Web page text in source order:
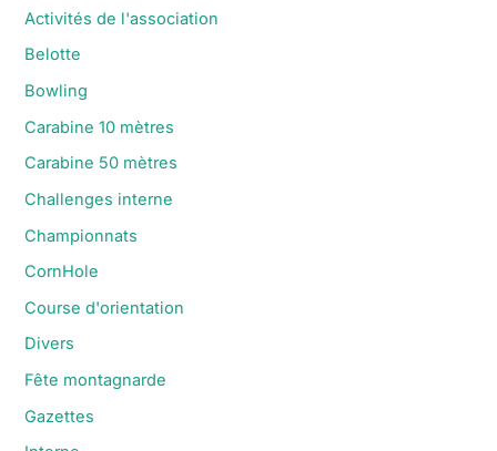
Activités de l'association
Belotte
Bowling
Carabine 10 mètres
Carabine 50 mètres
Challenges interne
Championnats
CornHole
Course d'orientation
Divers
Fête montagnarde
Gazettes